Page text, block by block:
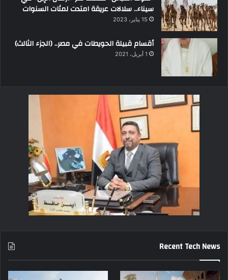
سيناء.. سلالات عريقة امتدت لمئات السنوات
15 يناير، 2023
أقسام قبيلة الحويطات في مصر.. (الجزء الثالث)
1 أبريل، 2021
Recent Tech News